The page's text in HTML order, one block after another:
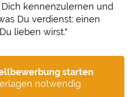
kennenzulernen und
Du verdienst: einen
lieben wirst."
starten
notwendig